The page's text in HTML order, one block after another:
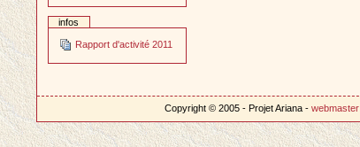
infos
Rapport d'activité 2011
Copyright © 2005 - Projet Ariana -webmaster